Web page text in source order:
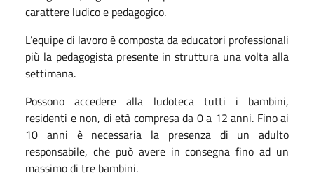
carattere ludico e pedagogico.
L’equipe di lavoro è composta da educatori professionali
più la pedagogista presente in struttura una volta alla
settimana.
Possono accedere alla ludoteca tutti i bambini,
residenti e non, di età compresa da 0 a 12 anni. Fino ai
10 anni è necessaria la presenza di un adulto
responsabile, che può avere in consegna fino ad un
massimo di tre bambini.